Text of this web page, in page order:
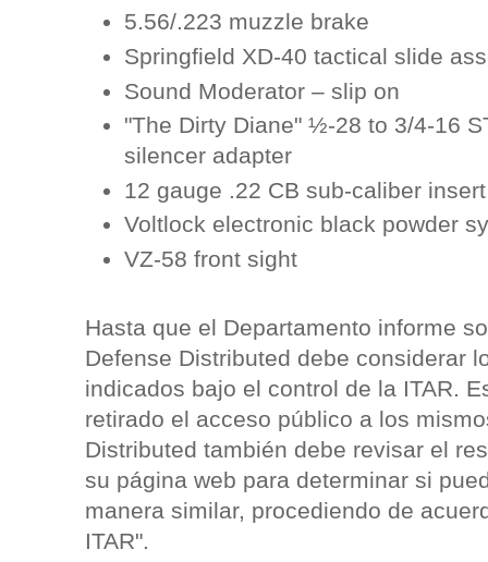
5.56/.223 muzzle brake
Springfield XD-40 tactical slide
Sound Moderator – slip on
"The Dirty Diane" ½-28 to 3/4-16
silencer adapter
12 gauge .22 CB sub-caliber insert
Voltlock electronic black powder
VZ-58 front sight
Hasta que el Departamento informe
Defense Distributed debe considerar
indicados bajo el control de la ITAR.
retirado el acceso público a los
Distributed también debe revisar el
su página web para determinar si
manera similar, procediendo de
ITAR".